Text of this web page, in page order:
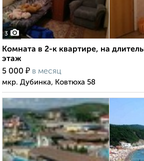
3
Комната в 2-к квартире, на
этаж
5 000 ₽ в месяц
мкр. Дубинка, Ковтюха 58